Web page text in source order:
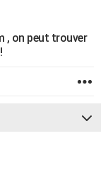
, on peut trouver